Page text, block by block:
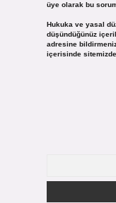
üye olarak bu
Hukuka ve yasal
düşündüğünüz
adresine
içerisinde